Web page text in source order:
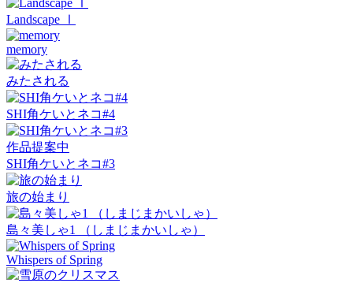
Landscape Ⅰ
memory
みたされる
SHI角ケいとネコ#4
作品提案中
SHI角ケいとネコ#3
旅の始まり
島々美しゃ1 （しまじまかいしゃ）
Whispers of Spring